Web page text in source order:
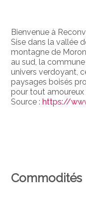
Bienvenue à
Sise dans la vallée
montagne de
au sud, la
univers verdoyant,
paysages boisés
pour tout amoureux
Source :https://
Commodités